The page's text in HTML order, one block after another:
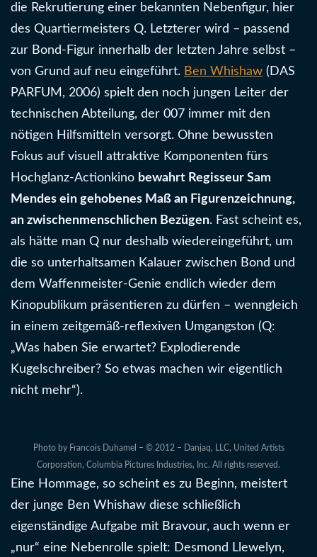
die Rekrutierung einer bekannten Nebenfigur, hier
des Quartiermeisters Q. Letzterer wird – passend
zur Bond-Figur innerhalb der letzten Jahre selbst –
von Grund auf neu eingeführt. Ben Whishaw (DAS
PARFUM, 2006) spielt den noch jungen Leiter der
technischen Abteilung, der 007 immer mit den
nötigen Hilfsmitteln versorgt. Ohne bewussten
Fokus auf visuell attraktive Komponenten fürs
Hochglanz-Actionkino bewahrt Regisseur Sam
Mendes ein gehobenes Maß an Figurenzeichnung,
an zwischenmenschlichen Bezügen. Fast scheint es,
als hätte man Q nur deshalb wiedereingeführt, um
die so unterhaltsamen Kalauer zwischen Bond und
dem Waffenmeister-Genie endlich wieder dem
Kinopublikum präsentieren zu dürfen – wenngleich
in einem zeitgemäß-reflexiven Umgangston (Q:
„Was haben Sie erwartet? Explodierende
Kugelschreiber? So etwas machen wir eigentlich
nicht mehr“).
Photo by Francois Duhamel – © 2012 – Danjaq, LLC, United Artists
Corporation, Columbia Pictures Industries, Inc. All rights reserved.
Eine Hommage, so scheint es zu Beginn, meistert
der junge Ben Whishaw diese schließlich
eigenständige Aufgabe mit Bravour, auch wenn er
„nur“ eine Nebenrolle spielt: Desmond Llewelyn,